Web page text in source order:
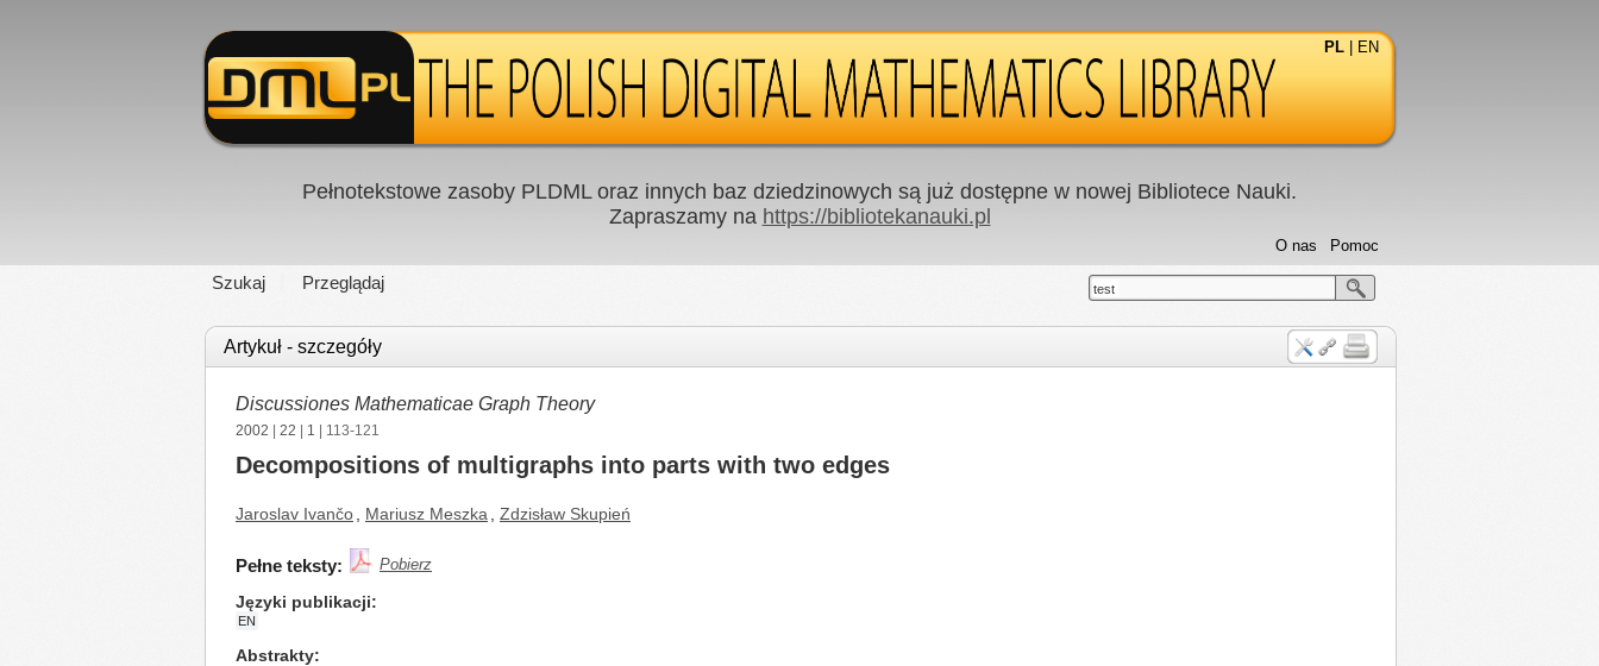
PL EN
Pełnotekstowe zasoby PLDML oraz innych baz dziedzinowych są już dostępne w nowej Bibliotece Nauki.
Zapraszamy na https://bibliotekanauki.pl
Szukaj Przeglądaj
Pomoc
O nas
test
Artykuł - szczegóły
Discussiones Mathematicae Graph Theory
2002 22 1 | 113-121
Decompositions of multigraphs into parts with two edges
Jaroslav Ivančo Mariusz Meszka Zdzisław Skupień
Pełne teksty: Pobierz
Języki publikacji
EN
Abstrakty